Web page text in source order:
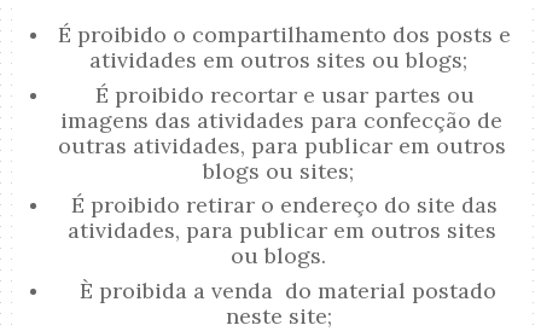
É proibido o compartilhamento dos posts e
atividades em outros sites ou blogs;
É proibido recortar e usar partes ou
imagens das atividades para confecção de
outras atividades, para publicar em outros
blogs ou sites;
É proibido retirar o endereço do site das
atividades, para publicar em outros sites
ou blogs.
È proibida a venda do material postado
neste site;